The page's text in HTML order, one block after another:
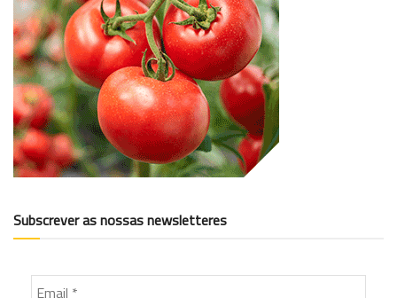
Subscrever as nossas newsletteres